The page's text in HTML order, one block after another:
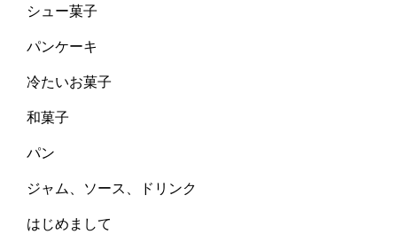
シュー菓子
パンケーキ
冷たいお菓子
和菓子
パン
ジャム、ソース、ドリンク
はじめまして